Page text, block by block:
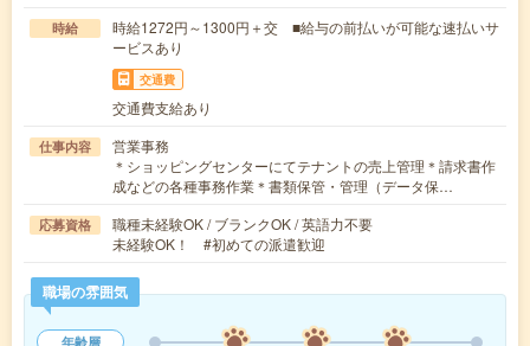
時給
時給1272円～1300円＋交 ■給与の前払いが可能な速払いサ
ービスあり
交通費
交通費支給あり
仕事内容
営業事務
＊ショッピングセンターにてテナントの売上管理＊請求書作
成などの各種事務作業＊書類保管・管理（データ保…
応募資格
職種未経験OK / ブランクOK / 英語力不要
未経験OK！ #初めての派遣歓迎
職場の雰囲気
年齢層